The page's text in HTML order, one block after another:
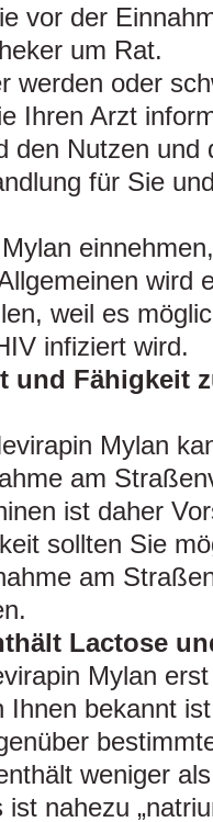
vor der
um Rat.
werden oder
Ihren Arzt
den Nutzen und
für Sie
wird
weil es
infiziert wird.
und Fähigkeit
Mylan
am
ist daher
sollten Sie
am
Lactose
Mylan
Ihnen bekannt
weniger
nahezu